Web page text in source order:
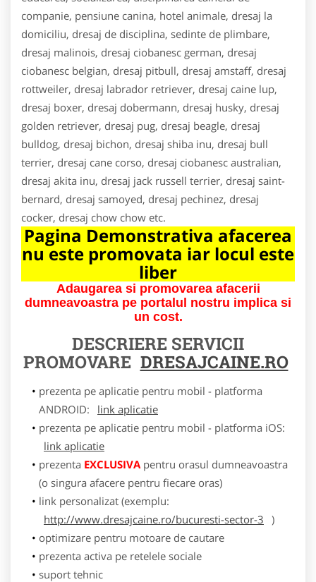
companie, pensiune canina, hotel animale, dresaj la
domiciliu, dresaj de disciplina, sedinte de plimbare,
dresaj malinois, dresaj ciobanesc german, dresaj
ciobanesc belgian, dresaj pitbull, dresaj amstaff, dresaj
rottweiler, dresaj labrador retriever, dresaj caine lup,
dresaj boxer, dresaj dobermann, dresaj husky, dresaj
golden retriever, dresaj pug, dresaj beagle, dresaj
bulldog, dresaj bichon, dresaj shiba inu, dresaj bull
terrier, dresaj cane corso, dresaj ciobanesc australian,
dresaj akita inu, dresaj jack russell terrier, dresaj saint-
bernard, dresaj samoyed, dresaj pechinez, dresaj
cocker, dresaj chow chow etc.
Pagina Demonstrativa afacerea
nu este promovata iar locul este
liber
Adaugarea si promovarea afacerii
dumneavoastra pe portalul nostru implica si
un cost.
DESCRIERE SERVICII
PROMOVARE DRESAJCAINE.RO
prezenta pe aplicatie pentru mobil - platforma
ANDROID:
link aplicatie
prezenta pe aplicatie pentru mobil - platforma iOS:
link aplicatie
prezenta EXCLUSIVApentru orasul dumneavoastra
(o singura afacere pentru fiecare oras)
link personalizat (exemplu:
http://www.dresajcaine.ro/bucuresti-sector-3 )
optimizare pentru motoare de cautare
prezenta activa pe retelele sociale
suport tehnic